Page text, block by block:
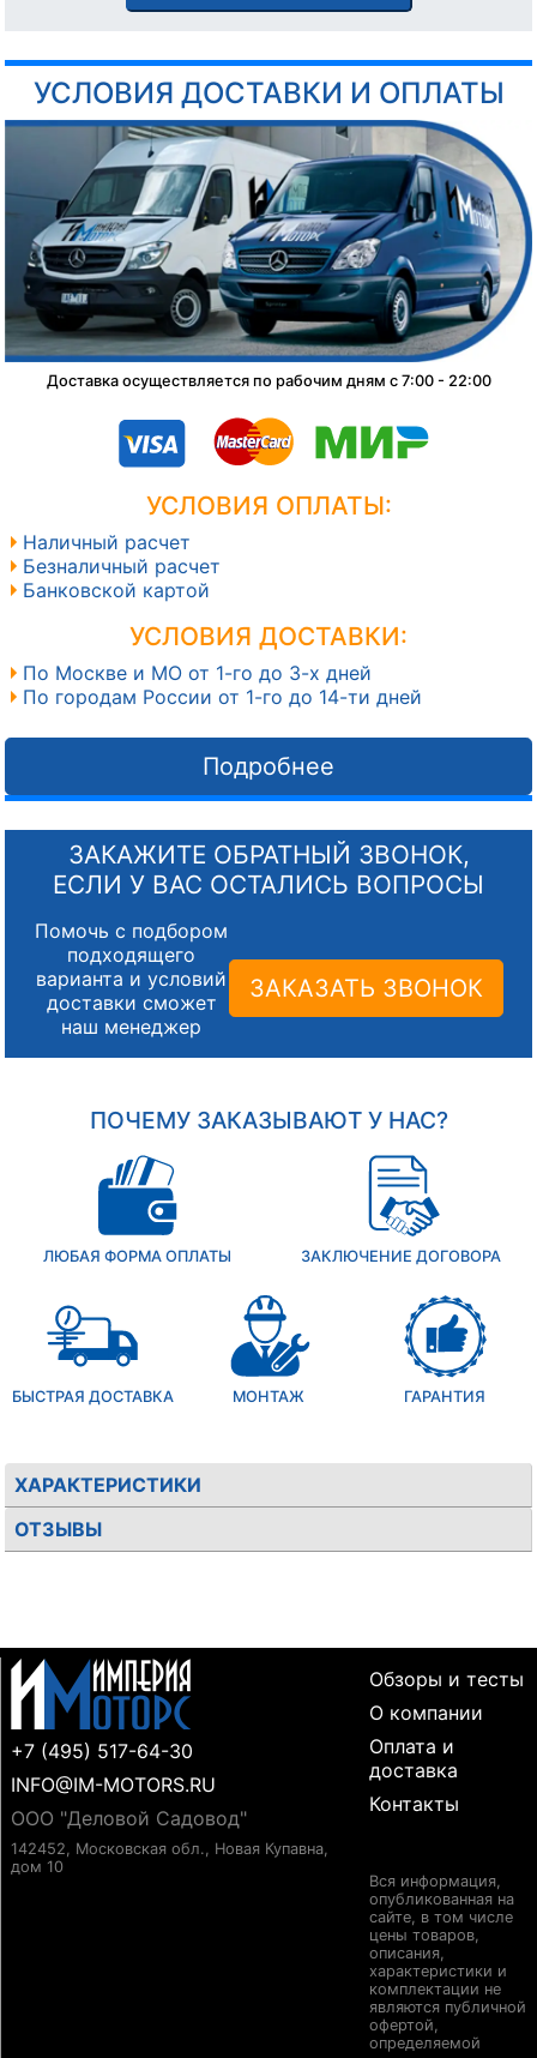
УСЛОВИЯ ДОСТАВКИ И ОПЛАТЫ
Доставка осуществляется по рабочим дням с 7:00 - 22:00
УСЛОВИЯ ОПЛАТЫ:
Наличный расчет
Безналичный расчет
Банковской картой
УСЛОВИЯ ДОСТАВКИ:
По Москве и МО от 1-го до 3-х дней
По городам России от 1-го до 14-ти дней
Подробнее
ЗАКАЖИТЕ ОБРАТНЫЙ ЗВОНОК,
ЕСЛИ У ВАС ОСТАЛИСЬ ВОПРОСЫ
Помочь с подбором
подходящего
варианта и условий
доставки сможет
наш менеджер
ЗАКАЗАТЬ ЗВОНОК
ПОЧЕМУ ЗАКАЗЫВАЮТ У НАС?
ЛЮБАЯ ФОРМА ОПЛАТЫ ЗАКЛЮЧЕНИЕ ДОГОВОРА
БЫСТРАЯ ДОСТАВКА МОНТАЖ ГАРАНТИЯ
ХАРАКТЕРИСТИКИ
ОТЗЫВЫ
+7 (495) 517-64-30
INFO@IM-MOTORS.RU
ООО "Деловой Садовод"
142452, Московская обл., Новая Купавна,
дом 10
Обзоры и тесты
О компании
Оплата и
доставка
Контакты
Вся информация,
опубликованная на
сайте, в том числе
цены товаров,
описания,
характеристики и
комплектации не
являются публичной
офертой,
определяемой